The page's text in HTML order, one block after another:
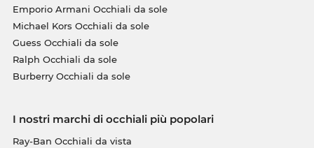
Emporio Armani Occhiali da sole
Michael Kors Occhiali da sole
Guess Occhiali da sole
Ralph Occhiali da sole
Burberry Occhiali da sole
I nostri marchi di occhiali più popolari
Ray-Ban Occhiali da vista